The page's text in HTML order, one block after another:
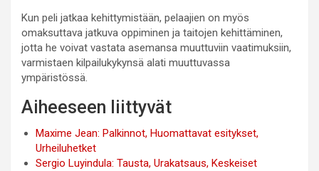
Kun peli jatkaa kehittymistään, pelaajien on myös
omaksuttava jatkuva oppiminen ja taitojen kehittäminen,
jotta he voivat vastata asemansa muuttuviin vaatimuksiin,
varmistaen kilpailukykynsä alati muuttuvassa
ympäristössä.
Aiheeseen liittyvät
Maxime Jean: Palkinnot, Huomattavat esitykset,
Urheiluhetket
Sergio Luyindula: Tausta, Urakatsaus, Keskeiset